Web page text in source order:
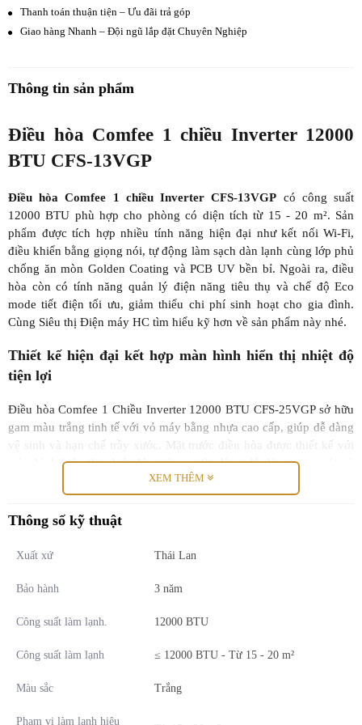
Thanh toán thuận tiện – Ưu đãi trả góp
Giao hàng Nhanh – Đội ngũ lắp đặt Chuyên Nghiệp
Thông tin sản phẩm
Điều hòa Comfee 1 chiều Inverter 12000
BTU CFS-13VGP
Điều hòa Comfee 1 chiều Inverter CFS-13VGP có công suất
12000 BTU phù hợp cho phòng có diện tích từ 15 - 20 m². Sản
phẩm được tích hợp nhiều tính năng hiện đại như kết nối Wi-Fi,
điều khiển bằng giọng nói, tự động làm sạch dàn lạnh cùng lớp phủ
chống ăn mòn Golden Coating và PCB UV bền bỉ. Ngoài ra, điều
hòa còn có tính năng quản lý điện năng tiêu thụ và chế độ Eco
mode tiết điện tối ưu, giảm thiểu chi phí sinh hoạt cho gia đình.
Cùng Siêu thị Điện máy HC tìm hiểu kỹ hơn về sản phẩm này nhé.
Thiết kế hiện đại kết hợp màn hình hiển thị nhiệt độ
tiện lợi
Điều hòa Comfee 1 Chiều Inverter 12000 BTU CFS-25VGP sở hữu
gam màu trắng tinh tế với vỏ máy bằng nhựa cao cấp, giúp dễ dàng
vệ sinh và hạn chế trầy xước. Mặt trước điều hòa được thiết kế với
màn hình hiển thị nhiệt độ, giúp người dùng dễ dàng quan sát và
Công nghệ Hyper Tech làm lạnh nhanh tức thì
Điều hòa hoạt động với công suất lớn giúp nhiệt độ phòng nhanh
mát lạnh cho người dùng.
XEM THÊM
Thông số kỹ thuật
Xuất xứ Thái Lan
Bảo hành 3 năm
Công suất làm lạnh. 12000 BTU
Công suất làm lạnh ≤ 12000 BTU - Từ 15 - 20 m²
Màu sắc Trắng
Phạm vi làm lạnh hiệu